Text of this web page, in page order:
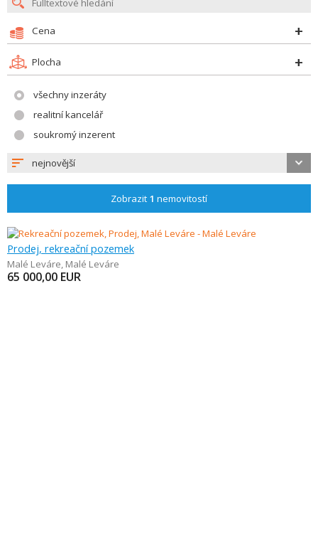
Cena
Plocha
všechny inzeráty
realitní kancelář
soukromý inzerent
nejnovější
Zobrazit 1 nemovitostí
Prodej, rekreační pozemek
Malé Leváre, Malé Leváre
65 000,00 EUR